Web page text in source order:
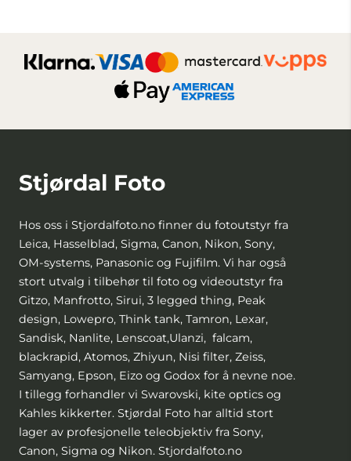
Stjørdal Foto
Hos oss i Stjordalfoto.no finner du fotoutstyr fra
Leica, Hasselblad, Sigma, Canon, Nikon, Sony,
OM-systems, Panasonic og Fujifilm. Vi har også
stort utvalg i tilbehør til foto og videoutstyr fra
Gitzo, Manfrotto, Sirui, 3 legged thing, Peak
design, Lowepro, Think tank, Tamron, Lexar,
Sandisk, Nanlite, Lenscoat,Ulanzi, falcam,
blackrapid, Atomos, Zhiyun, Nisi filter, Zeiss,
Samyang, Epson, Eizo og Godox for å nevne noe.
I tillegg forhandler vi Swarovski, kite optics og
Kahles kikkerter. Stjørdal Foto har alltid stort
lager av profesjonelle teleobjektiv fra Sony,
Canon, Sigma og Nikon. Stjordalfoto.no